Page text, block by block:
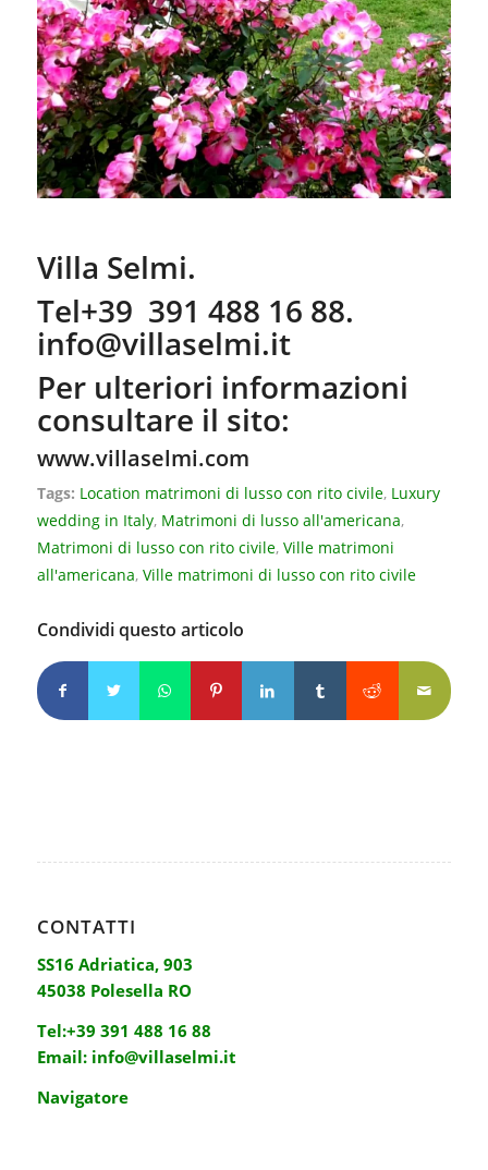
Villa Selmi.
Tel+39 391 488 16 88.
info@villaselmi.it
Per ulteriori informazioni
consultare il sito:
www.villaselmi.com
Tags: Location matrimoni di lusso con rito civile, Luxury
wedding in Italy, Matrimoni di lusso all'americana,
Matrimoni di lusso con rito civile, Ville matrimoni
all'americana, Ville matrimoni di lusso con rito civile
Condividi questo articolo
CONTATTI
SS16 Adriatica, 903
45038 Polesella RO
Tel:+39 391 488 16 88
Email: info@villaselmi.it
Navigatore